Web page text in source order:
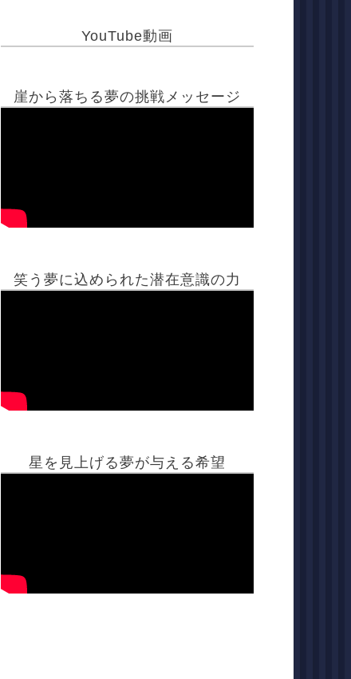
YouTube動画
崖から落ちる夢の挑戦メッセージ
笑う夢に込められた潜在意識の力
星を見上げる夢が与える希望